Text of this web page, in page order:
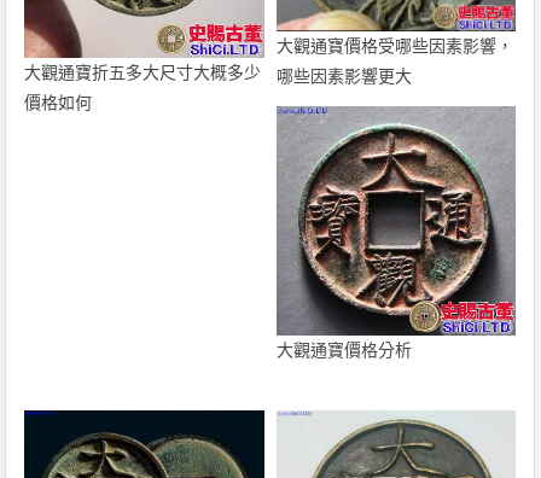
大觀通寶折五多大尺寸大概多少
價格如何
大觀通寶價格受哪些因素影響，
哪些因素影響更大
大觀通寶價格分析